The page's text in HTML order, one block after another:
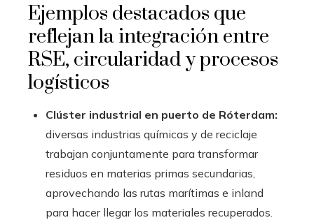
Ejemplos destacados que
reflejan la integración entre
RSE, circularidad y procesos
logísticos
Clúster industrial en puerto de Róterdam:
diversas industrias químicas y de reciclaje
trabajan conjuntamente para transformar
residuos en materias primas secundarias,
aprovechando las rutas marítimas e inland
para hacer llegar los materiales recuperados.